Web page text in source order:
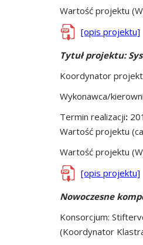
Wartość projektu
[opis projektu]
Tytuł projektu:
Koordynator
Wykonawca/
Termin realizacji:
Wartość projektu
Wartość projektu
[opis projektu]
Nowoczesne
Konsorcjum:
(Koordynator